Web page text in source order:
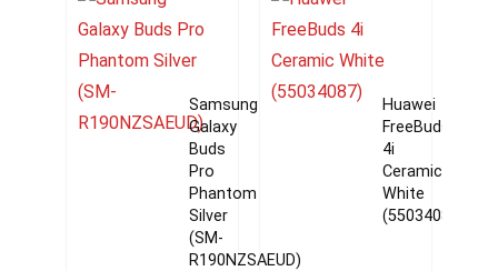
Samsung
Galaxy
Buds
Pro
Phantom
Silver
(SM-
R190NZSAEUD)
Huawei
FreeBuds
4i
Ceramic
White
(55034087)